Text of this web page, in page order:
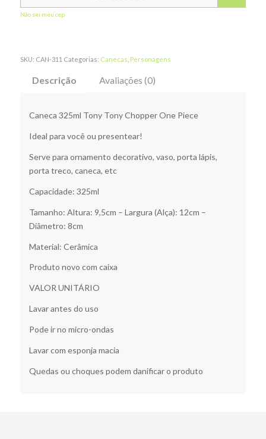
Não sei meu cep
SKU: CAN-311 Categorias: Canecas Personagens
Descrição Avaliações (0)
Caneca 325ml Tony Tony Chopper One Piece
Ideal para você ou presentear!
Serve para ornamento decorativo, vaso, porta lápis,
porta treco, caneca, etc
Capacidade: 325ml
Tamanho: Altura: 9,5cm – Largura (Alça): 12cm –
Diâmetro: 8cm
Material: Cerâmica
Produto novo com caixa
VALOR UNITÁRIO
Lavar antes do uso
Pode ir no micro-ondas
Lavar com esponja macia
Quedas ou choques podem danificar o produto